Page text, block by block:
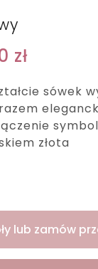
zł
sówek
złota
lub zamów